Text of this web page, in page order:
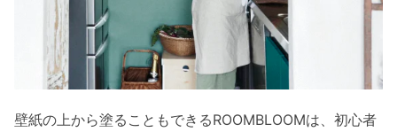
壁紙の上から塗ることもできるROOMBLOOMは、初心者